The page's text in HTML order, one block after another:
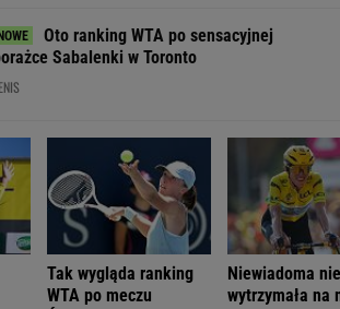
Oto ranking WTA po sensacyjnej
Sabalenki w Toronto
Tak wygląda ranking
WTA po meczu
Niewiadoma nie
wytrzymała na